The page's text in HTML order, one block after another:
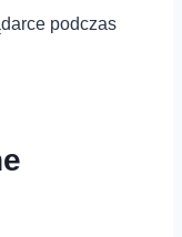
podczas